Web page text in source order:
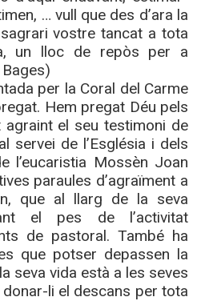
… vull que des d’ara la
vostre tancat a tota
un lloc de repòs per a
per la Coral del Carme
Hem pregat Déu pels
el seu testimoni de
servei de l’Església i dels
l’eucaristia Mossèn Joan
paraules d’agraïment a
que al llarg de la seva
el pes de l’activitat
de pastoral. També ha
que potser depassen la
seva vida està a les seves
li el descans per tota